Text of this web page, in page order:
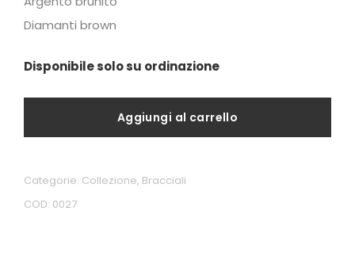
Diamanti brown
Disponibile solo su ordinazione
Aggiungi al carrello
COD: 0027
Categorie: Collezione, Bracciali